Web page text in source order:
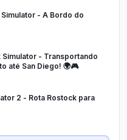
- A Bordo do
- Transportando
até San Diego! 🌍🎮
2 - Rota Rostock para